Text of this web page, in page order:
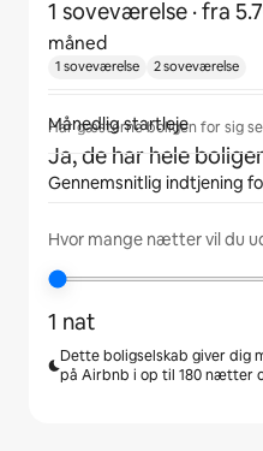
1 soveværelse · fra
måned
Har gæsterne boligen for sig
Ja, de har hele
Hvor mange nætter vil du
1 nat
Dette boligselskab giver dig
på Airbnb i op til 180 nætter
1 soveværelse 2 soveværelse
Månedlig startleje
Gennemsnitlig indtjening